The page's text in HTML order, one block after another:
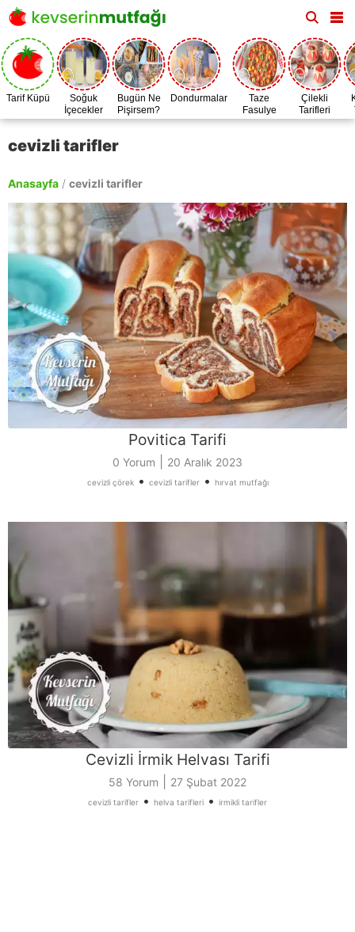
Tarif Küpü
Soğuk
İçecekler
Bugün Ne
Pişirsem?
Dondurmalar
Taze
Fasulye
Zamanı
Çilekli
Tarifleri
cevizli tarifler
Anasayfa / cevizli tarifler
Povitica Tarifi
0 Yorum 20 Aralık 2023
cevizli çörek• cevizli tarifler• hırvat mutfağı
Cevizli İrmik Helvası Tarifi
58 Yorum 27 Şubat 2022
cevizli tarifler • helva tarifleri • irmikli tarifler